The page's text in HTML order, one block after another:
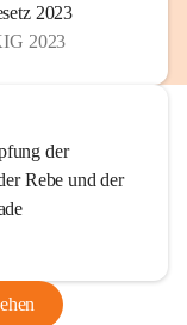
2023
2023
der
Rebe und der